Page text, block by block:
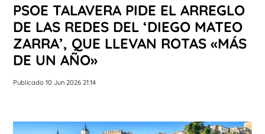
PSOE TALAVERA PIDE EL ARREGLO
DE LAS REDES DEL ‘DIEGO MATEO
ZARRA’, QUE LLEVAN ROTAS «MÁS
DE UN AÑO»
Publicado 10 Jun 2026 21:14